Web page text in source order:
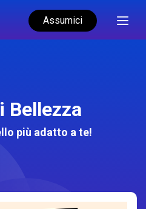
Assumici
Bellezza
più adatto a te!